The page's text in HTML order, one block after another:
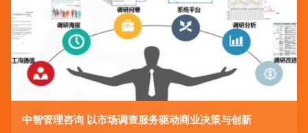
中智管理咨询 以市场调查服务驱动商业决策与创新